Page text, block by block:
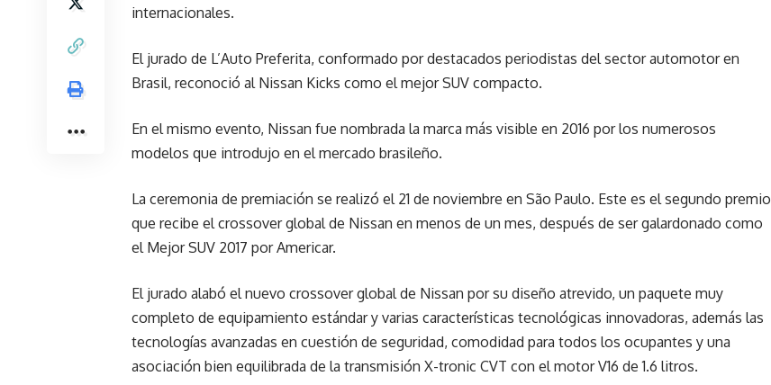
internacionales.
El jurado de L’Auto Preferita, conformado por destacados periodistas del sector automotor en
Brasil, reconoció al Nissan Kicks como el mejor SUV compacto.
En el mismo evento, Nissan fue nombrada la marca más visible en 2016 por los numerosos
modelos que introdujo en el mercado brasileño.
La ceremonia de premiación se realizó el 21 de noviembre en São Paulo. Este es el segundo premio
que recibe el crossover global de Nissan en menos de un mes, después de ser galardonado como
el Mejor SUV 2017 por Americar.
El jurado alabó el nuevo crossover global de Nissan por su diseño atrevido, un paquete muy
completo de equipamiento estándar y varias características tecnológicas innovadoras, además las
tecnologías avanzadas en cuestión de seguridad, comodidad para todos los ocupantes y una
asociación bien equilibrada de la transmisión X-tronic CVT con el motor V16 de 1.6 litros.